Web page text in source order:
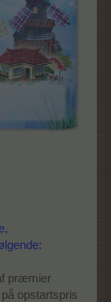
præmier
opstartspris